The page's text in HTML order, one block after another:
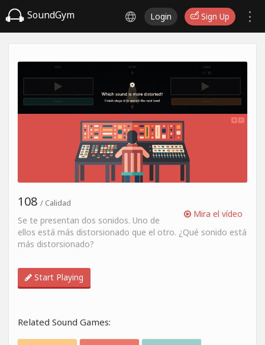
SoundGym Login Sign Up
Mira el vídeo
108 / Calidad
Se te presentan dos sonidos. Uno de
ellos está más distorsionado que el otro. ¿Qué sonido está
más distorsionado?
Start Playing
Related Sound Games: